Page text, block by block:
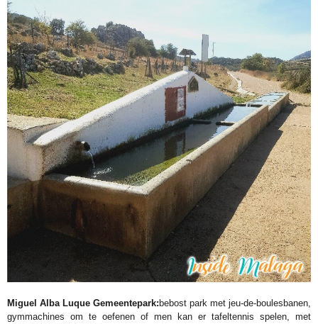
Miguel Alba Luque Gemeentepark: bebost park met jeu-de-boulesbanen,
gymmachines om te oefenen of men kan er tafeltennis spelen, met